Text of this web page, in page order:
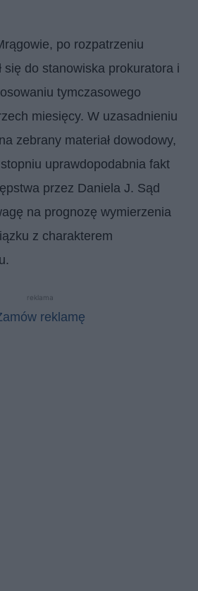
po rozpatrzeniu
się do stanowiska prokuratora i
tymczasowego
miesięcy. W uzasadnieniu
zebrany materiał dowodowy,
uprawdopodabnia fakt
przez Daniela J. Sąd
na prognozę wymierzenia
z charakterem
reklama
reklamę